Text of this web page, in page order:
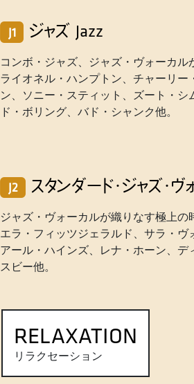
J1 ジャズ Jazz
コンボ・ジャズ、ジャズ・ヴォーカル
ライオネル・ハンプトン、チャーリ
ン、ソニー・スティット、ズート・
ド・ボリング、バド・シャンク他。
J2 スタンダード・ジャズ・
ジャズ・ヴォーカルが織りなす極上の
エラ・フィッツジェラルド、サラ・ヴ
アール・ハインズ、レナ・ホーン、
スビー他。
RELAXATION
リラクセーション